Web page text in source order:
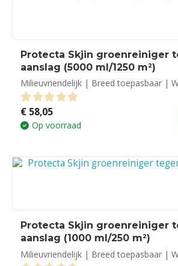
Protecta Skjin groenreiniger
aanslag (5000 ml/1250 m²)
Milieuvriendelijk | Breed toepasbaar |
0 out of 5
€ 58,05
Op voorraad
Protecta Skjin groenreiniger
aanslag (1000 ml/250 m²)
Milieuvriendelijk | Breed toepasbaar |